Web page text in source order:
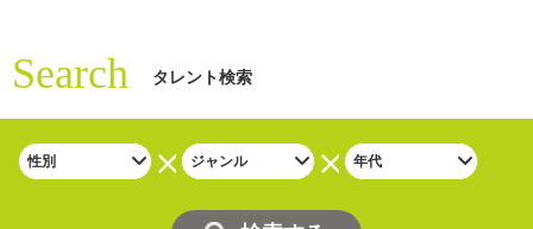
Search タレント検索